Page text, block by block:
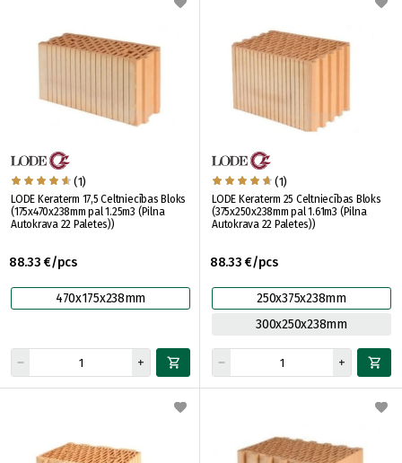
(1)
LODE Keraterm 17,5 Celtniecības Bloks
(175x470x238mm pal 1.25m3 (Pilna
Autokrava 22 Paletes))
88.33 €/pcs
470x175x238mm
(1)
LODE Keraterm 25 Celtniecības Bloks
(375x250x238mm pal 1.61m3 (Pilna
Autokrava 22 Paletes))
88.33 €/pcs
250x375x238mm
300x250x238mm